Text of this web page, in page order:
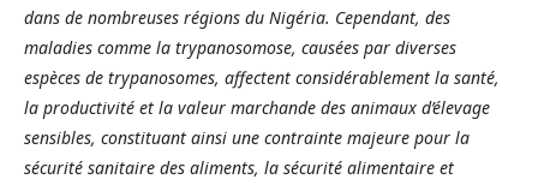
dans de nombreuses régions du Nigéria. Cependant, des
maladies comme la trypanosomose, causées par diverses
espèces de trypanosomes, affectent considérablement la santé,
la productivité et la valeur marchande des animaux d’élevage
sensibles, constituant ainsi une contrainte majeure pour la
sécurité sanitaire des aliments, la sécurité alimentaire et